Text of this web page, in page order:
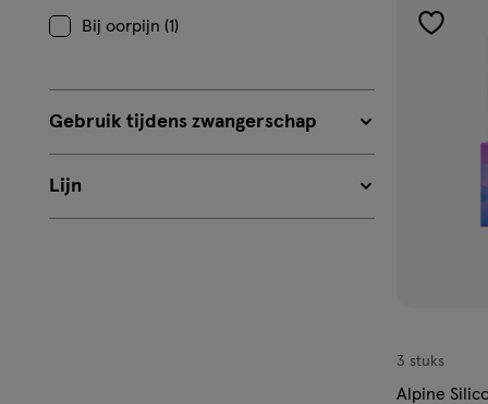
Bij oorpijn (1)
Gebruik tijdens zwangerschap
Lijn
3 stuks
Alpine